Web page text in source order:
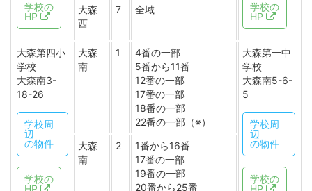
学校の
HP
学校の
HP
大森
西
7 全域
大森第四小
学校
大森南3-
18-26
学校周
辺
の物件
学校の
大森
南
1
4番の一部
5番から11番
12番の一部
17番の一部
18番の一部
22番の一部（※）
大森第一中
学校
大森南5-6-
5
学校周
辺
の物件
学校の
大森
南
2
1番から16番
17番の一部
19番の一部
20番から25番